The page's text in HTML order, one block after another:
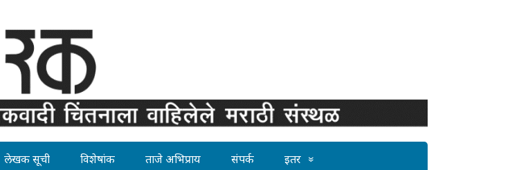
लेखक सूची विशेषांक ताजे अभिप्राय संपर्क इतर